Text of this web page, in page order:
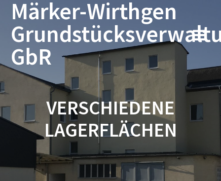
Zum
Inhalt
springen
Märker-Wirthgen
GbR
VERSCHIEDENE
LAGERFLÄCHEN